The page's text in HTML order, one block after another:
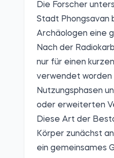
Die Forscher
Stadt Phongsavan
Archäologen eine
Nach der
nur für einen
verwendet worden
Nutzungsphasen
oder erweiterten
Diese Art der
Körper zunächst
ein gemeinsames